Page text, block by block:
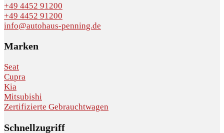
+49 4452 91200
+49 4452 91200
info@autohaus-penning.de
Marken
Seat
Cupra
Kia
Mitsubishi
Zertifizierte Gebrauchtwagen
Schnellzugriff